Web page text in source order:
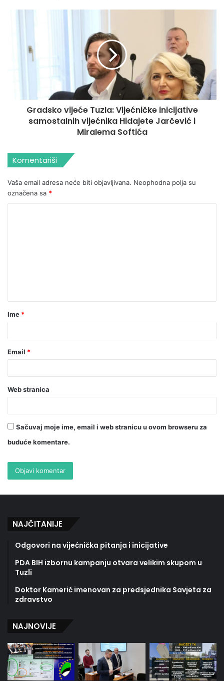
Gradsko vijeće Tuzla: Vijećničke inicijative
samostalnih vijećnika Hidajete Jarčević i
Miralema Softića
Komentariši
Vaša email adresa neće biti objavljivana. Neophodna polja su
označena sa *
Ime *
Email *
Web stranica
Sačuvaj moje ime, email i web stranicu u ovom browseru za
buduće komentare.
NAJČITANIJE
Odgovori na vijećnička pitanja i inicijative
PDA BIH izbornu kampanju otvara velikim skupom u
Tuzli
Doktor Kamerić imenovan za predsjednika Savjeta za
zdravstvo
NAJNOVIJE